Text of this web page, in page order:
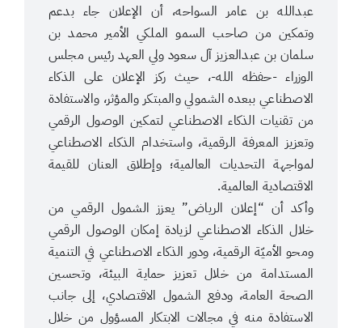
عبدالله بن عامر السواحه، أن الإعلان جاء بدعم
وتمكين من صاحب السمو الملكي الأمير محمد بن
سلمان بن عبدالعزيز آل سعود ولي العهد رئيس مجلس
الوزراء -حفظه الله-، حيث ركز الإعلان على الذكاء
الاصطناعي ببعده الشمولي والمبتكر والمؤثر، والاستفادة
من تقنيات الذكاء الاصطناعي لتمكين الوصول الرقمي
وتعزيز المعرفة الرقمية، واستخدام الذكاء الاصطناعي
لمواجهة التحديات العالمية؛ وإطلاق العنان للقيمة
الاقتصادية العالمية.
وأكد أن “إعلان الرياض” يعزز الشمول الرقمي من
خلال الذكاء الاصطناعي لزيادة إمكان الوصول الرقمي
ومحو الأميّة الرقمية، ودور الذكاء الاصطناعي في التنمية
المستدامة من خلال تعزيز حماية البيئة، وتحسين
الصحة العامة، ودفع الشمول الاقتصادي، إلى جانب
الاستفادة منه في مجالات الابتكار المسؤول من خلال